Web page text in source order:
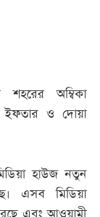
অম্বিকা
ইফতার ও দোয়া
হাউজ নতুন
এসব মিডিয়া